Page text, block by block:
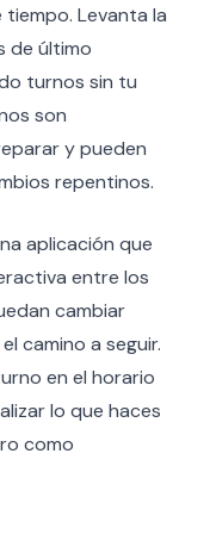
Levanta la
de último
turnos sin tu
son
y pueden
repentinos.
aplicación que
entre los
cambiar
camino a seguir.
en el horario
lo que haces
como